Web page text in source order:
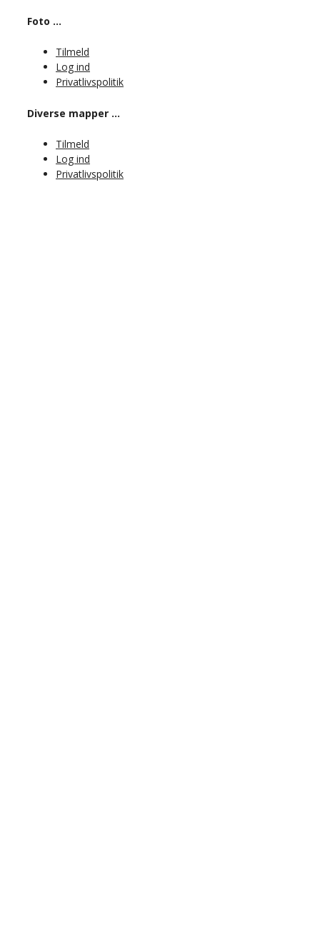
Foto …
Tilmeld
Log ind
Privatlivspolitik
Diverse mapper …
Tilmeld
Log ind
Privatlivspolitik